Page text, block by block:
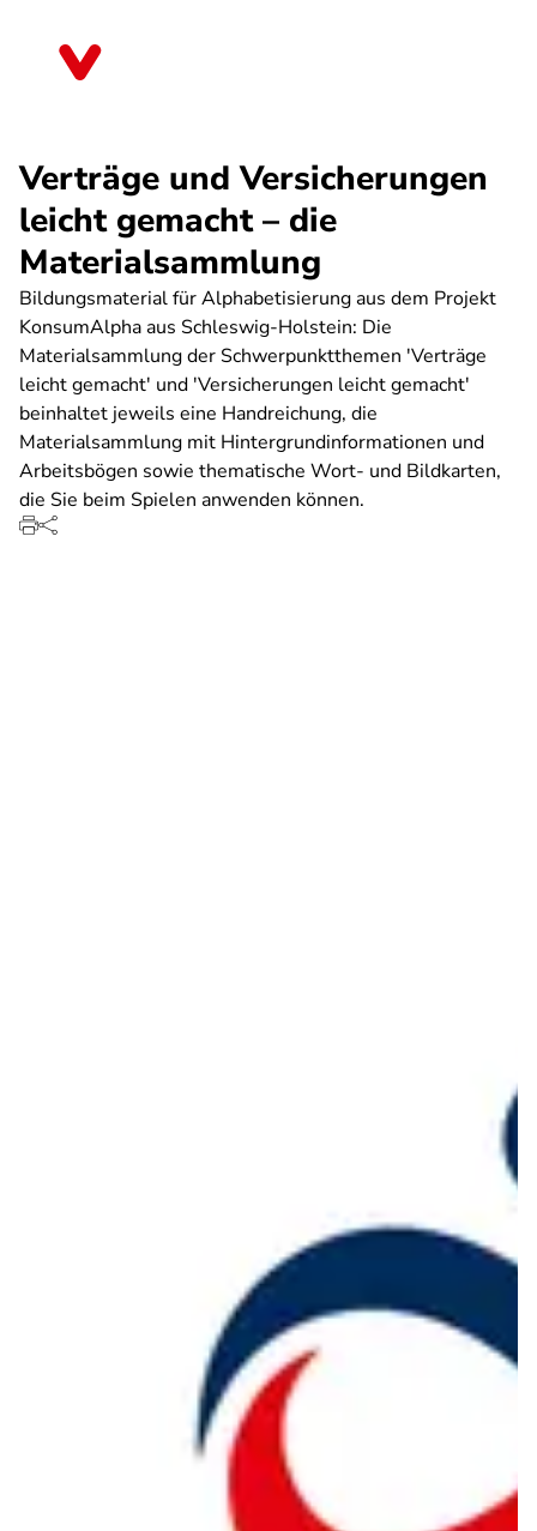
Verträge und Versicherungen
leicht gemacht – die
Materialsammlung
Bildungsmaterial für Alphabetisierung aus dem Projekt
KonsumAlpha aus Schleswig-Holstein: Die
Materialsammlung der Schwerpunktthemen 'Verträge
leicht gemacht' und 'Versicherungen leicht gemacht'
beinhaltet jeweils eine Handreichung, die
Materialsammlung mit Hintergrundinformationen und
Arbeitsbögen sowie thematische Wort- und Bildkarten,
die Sie beim Spielen anwenden können.